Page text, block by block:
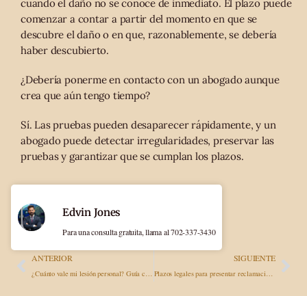
cuando el daño no se conoce de inmediato. El plazo puede
comenzar a contar a partir del momento en que se
descubre el daño o en que, razonablemente, se debería
haber descubierto.
¿Debería ponerme en contacto con un abogado aunque
crea que aún tengo tiempo?
Sí. Las pruebas pueden desaparecer rápidamente, y un
abogado puede detectar irregularidades, preservar las
pruebas y garantizar que se cumplan los plazos.
ANTERIOR SIGUIENTE
Edvin Jones
Para una consulta gratuita, llama al 702-337-3430